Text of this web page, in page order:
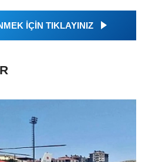
İÇİN TIKLAYINIZ